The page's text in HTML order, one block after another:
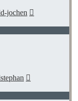
jochen